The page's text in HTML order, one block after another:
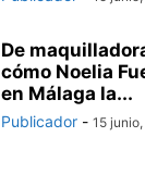
De
cómo Noelia
en Málaga la...
Publicador - 15